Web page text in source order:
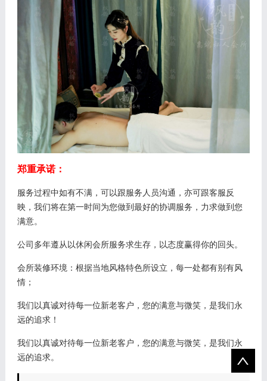
郑重承诺：
服务过程中如有不满，可以跟服务人员沟通，亦可跟客服反
映，我们将在第一时间为您做到最好的协调服务，力求做到您
满意。
公司多年遵从以休闲会所服务求生存，以态度赢得你的回头。
会所装修环境：根据当地风格特色所设立，每一处都有别有风
情；
我们以真诚对待每一位新老客户，您的满意与微笑，是我们永
远的追求！
我们以真诚对待每一位新老客户，您的满意与微笑，是我们永
远的追求。